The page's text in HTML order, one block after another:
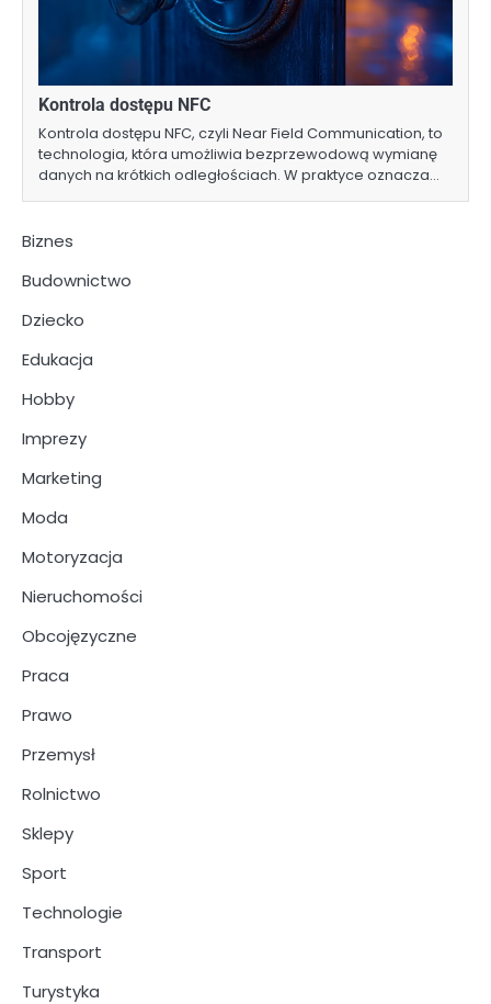
Kontrola dostępu NFC
Kontrola dostępu NFC, czyli Near Field Communication, to
technologia, która umożliwia bezprzewodową wymianę
danych na krótkich odległościach. W praktyce oznacza…
Biznes
Budownictwo
Dziecko
Edukacja
Hobby
Imprezy
Marketing
Moda
Motoryzacja
Nieruchomości
Obcojęzyczne
Praca
Prawo
Przemysł
Rolnictwo
Sklepy
Sport
Technologie
Transport
Turystyka